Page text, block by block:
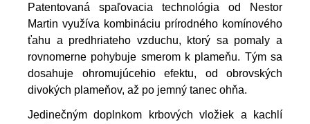
Patentovaná spaľovacia technológia od Nestor
Martin využíva kombináciu prírodného komínového
ťahu a predhriateho vzduchu, ktorý sa pomaly a
rovnomerne pohybuje smerom k plameňu. Tým sa
dosahuje ohromujúcehio efektu, od obrovských
divokých plameňov, až po jemný tanec ohňa.
Jedinečným doplnkom krbových vložiek a kachlí